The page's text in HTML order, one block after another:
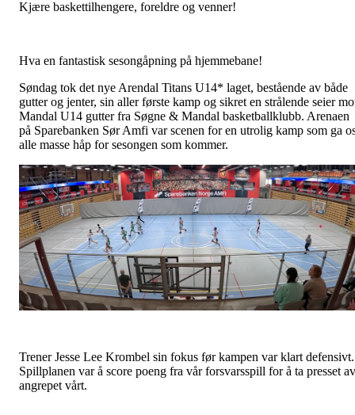
Kjære baskettilhengere, foreldre og venner!
Hva en fantastisk sesongåpning på hjemmebane!
Søndag tok det nye Arendal Titans U14* laget, bestående av både
gutter og jenter, sin aller første kamp og sikret en strålende seier
Mandal U14 gutter fra Søgne & Mandal basketballklubb. Arenaen
på Sparebanken Sør Amfi var scenen for en utrolig kamp som ga
alle masse håp for sesongen som kommer.
Trener Jesse Lee Krombel sin fokus før kampen var klart defensivt.
Spillplanen var å score poeng fra vår forsvarsspill for å ta presset av
angrepet vårt.